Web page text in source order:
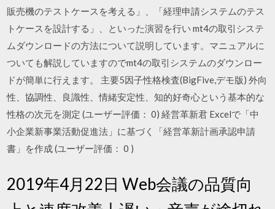
販売機のテストケースを考える」、「経理申請システムのテス
トケースを設計する」、といった演習を行い mt4の取引システ
ムダウンロードの方法について説明しています。マニュアルに
ついても解説していますのでmt4の取引システムのダウンロー
ドが簡単に行えます。 主要5因子性格検査(BigFive,デモ版) 外向
性、協調性、良識性、情緒安定性、知的好奇心という基本的な
性格の次元を測定 (ユーザー評価： 0) 経営革新君 Excelで「中
小企業新事業活動促進法」に基づく「経営革新計画承認申請
書」を作成 (ユーザー評価： 0 )
2019年4月22日 Web会議の品質向